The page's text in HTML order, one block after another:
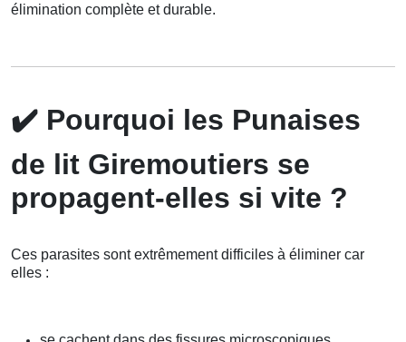
élimination complète et durable.
✔️ Pourquoi les Punaises
de lit Giremoutiers se
propagent-elles si vite ?
Ces parasites sont extrêmement difficiles à éliminer car
elles :